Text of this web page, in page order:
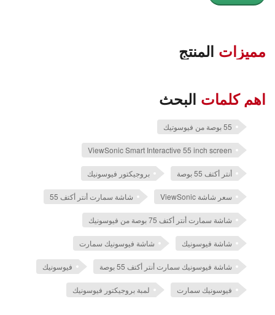
مميزات المنتج
اهم كلمات البحث
55 بوصة من فيوسوتيك
ViewSonic Smart Interactive 55 inch screen
أنتر أكتف 55 بوصة بروجيكتور فيوسونيك
سعر شاشة ViewSonic شاشة سمارت أنتر أكتف 55
شاشة سمارت أنتر أكتف 75 بوصة من فيوسونيك
شاشة فيوسونيك شاشة فيوسونيك سمارت
شاشة فيوسونيك سمارت أنتر أكتف 55 بوصة فيوسونيك
فيوسونيك سمارت لمبة بروجيكتور فيوسونيك